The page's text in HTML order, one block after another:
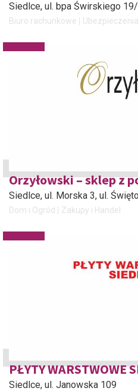
Siedlce, ul. bpa Świrskiego
Biuro rachunkowe
Orzyłowski – sklep z
Siedlce, ul. Morska 3, ul.
Dom i Ogród Zakupy i Handel
PŁYTY WARSTWOWE
Siedlce, ul. Janowska 109